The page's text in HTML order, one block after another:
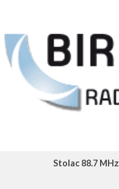
Stolac 88.7 MHz